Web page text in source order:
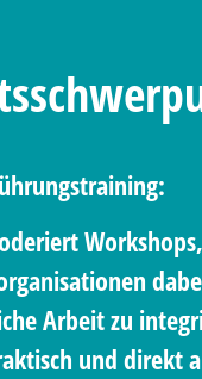
Arbeit zu
und direkt